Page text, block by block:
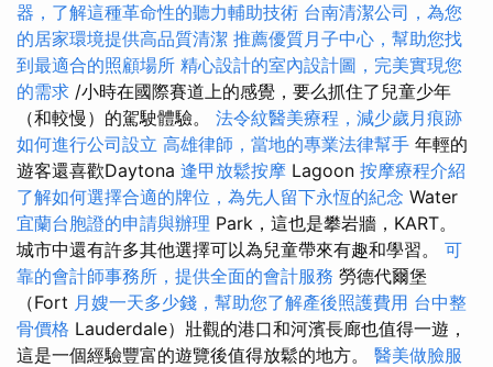
器，了解這種革命性的聽力輔助技術 台南清潔公司，為您
的居家環境提供高品質清潔 推薦優質月子中心，幫助您找
到最適合的照顧場所 精心設計的室內設計圖，完美實現您
的需求 /小時在國際賽道上的感覺，要么抓住了兒童少年
（和較慢）的駕駛體驗。 法令紋醫美療程，減少歲月痕跡
如何進行公司設立 高雄律師，當地的專業法律幫手 年輕的
遊客還喜歡Daytona 逢甲放鬆按摩 Lagoon 按摩療程介紹
了解如何選擇合適的牌位，為先人留下永恆的紀念 Water
宜蘭台胞證的申請與辦理 Park，這也是攀岩牆，KART。
城市中還有許多其他選擇可以為兒童帶來有趣和學習。 可
靠的會計師事務所，提供全面的會計服務 勞德代爾堡
（Fort 月嫂一天多少錢，幫助您了解產後照護費用 台中整
骨價格 Lauderdale）壯觀的港口和河濱長廊也值得一遊，
這是一個經驗豐富的遊覽後值得放鬆的地方。 醫美做臉服